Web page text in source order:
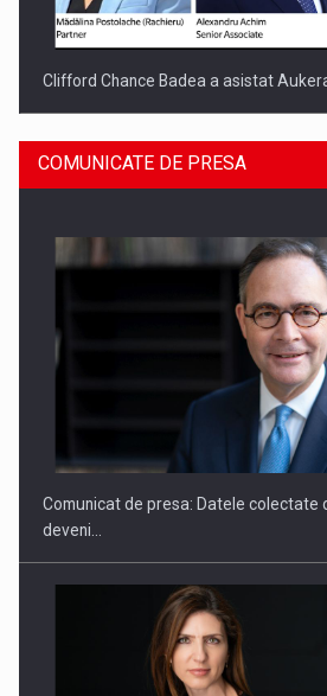
Clifford Chance Badea a asistat
SAPTE PERSONALITATI DIN MEDIUL
COMUNICATE DE PRESA
Comunicat de presa: Datele colectate
deveni…